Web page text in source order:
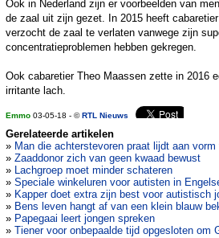
Ook in Nederland zijn er voorbeelden van
de zaal uit zijn gezet. In 2015 heeft
verzocht de zaal te verlaten vanwege zijn
concentratieproblemen hebben gekregen.
Ook cabaretier Theo Maassen zette in 2016
irritante lach.
Emmo 03-05-18 - ©RTL Nieuws
Gerelateerde artikelen
» Man die achterstevoren praat lijdt aan
» Zaaddonor zich van geen kwaad bewust
» Lachgroep moet minder schateren
» Speciale winkeluren voor autisten in
» Kapper doet extra zijn best voor autistisch
» Bens leven hangt af van een klein blauw
» Papegaai leert jongen spreken
» Tiener voor onbepaalde tijd opgesloten om